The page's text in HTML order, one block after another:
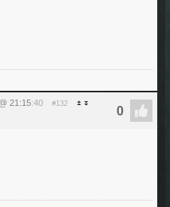
21:15:40 #132